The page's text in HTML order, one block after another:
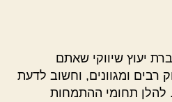
יעוץ שיווקי שאתם
רבים ומגוונים, וחשוב לדעת
תחומי ההתמחות